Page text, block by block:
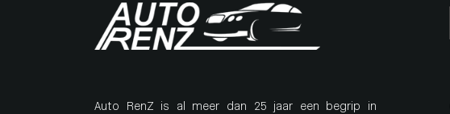
Auto RenZ is al meer dan 25 jaar een begrip in